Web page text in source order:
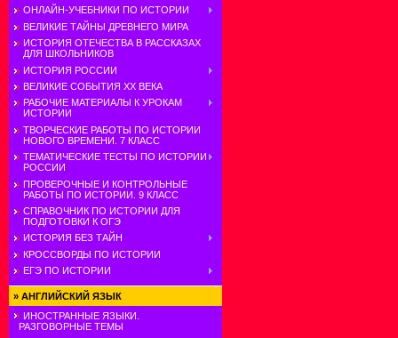
ОНЛАЙН-УЧЕБНИКИ ПО ИСТОРИИ
ВЕЛИКИЕ ТАЙНЫ ДРЕВНЕГО МИРА
ИСТОРИЯ ОТЕЧЕСТВА В РАССКАЗАХ
ДЛЯ ШКОЛЬНИКОВ
ИСТОРИЯ РОССИИ
ВЕЛИКИЕ СОБЫТИЯ ХХ ВЕКА
РАБОЧИЕ МАТЕРИАЛЫ К УРОКАМ
ИСТОРИИ
ТВОРЧЕСКИЕ РАБОТЫ ПО ИСТОРИИ
НОВОГО ВРЕМЕНИ. 7 КЛАСС
ТЕМАТИЧЕСКИЕ ТЕСТЫ ПО ИСТОРИИ
РОССИИ
ПРОВЕРОЧНЫЕ И КОНТРОЛЬНЫЕ
РАБОТЫ ПО ИСТОРИИ. 9 КЛАСС
СПРАВОЧНИК ПО ИСТОРИИ ДЛЯ
ПОДГОТОВКИ К ОГЭ
ИСТОРИЯ БЕЗ ТАЙН
КРОССВОРДЫ ПО ИСТОРИИ
ЕГЭ ПО ИСТОРИИ
» АНГЛИЙСКИЙ ЯЗЫК
ИНОСТРАННЫЕ ЯЗЫКИ.
РАЗГОВОРНЫЕ ТЕМЫ